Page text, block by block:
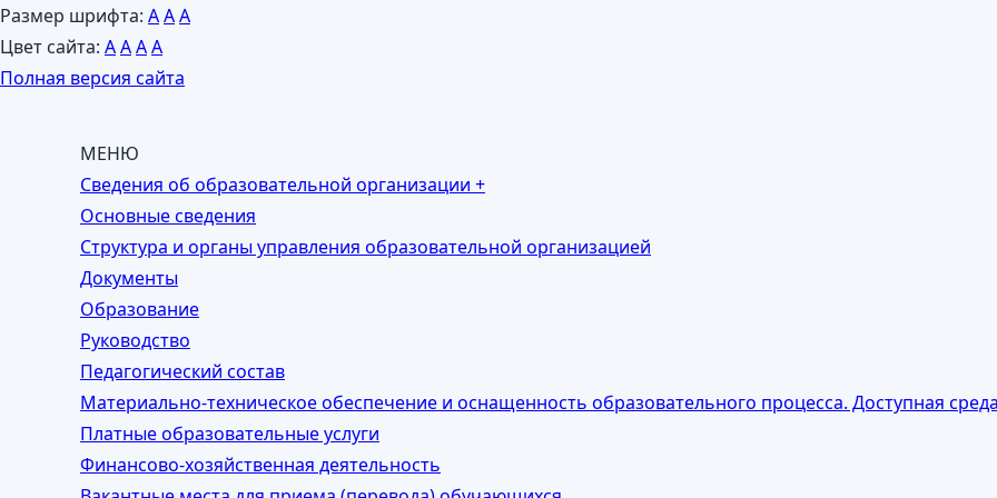
Размер шрифта: AAA
Цвет сайта: AAAA
Полная версия сайта
МЕНЮ
Сведения об образовательной организации +
Основные сведения
Структура и органы управления образовательной организацией
Документы
Образование
Руководство
Педагогический состав
Материально-техническое обеспечение и оснащенность образовательного процесса. Доступная
Платные образовательные услуги
Финансово-хозяйственная деятельность